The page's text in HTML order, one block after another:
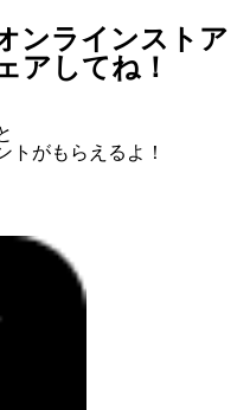
ンラインストア
アしてね！
ト がもらえるよ！